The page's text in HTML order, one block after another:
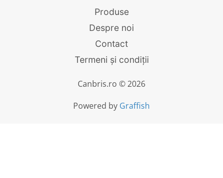
Produse
Despre noi
Contact
Termeni și condiții
Canbris.ro © 2026
Powered by Graffish